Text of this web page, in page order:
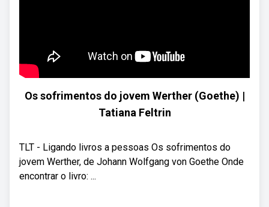
Os sofrimentos do jovem Werther (Goethe) |
Tatiana Feltrin
TLT - Ligando livros a pessoas Os sofrimentos do
jovem Werther, de Johann Wolfgang von Goethe Onde
encontrar o livro: ...